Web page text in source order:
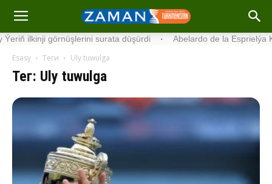
görnüşlerini surata düşürdi · Abelardo de la Esprielýa
Esasy Теги Uly tuwulga
Тег: Uly tuwulga